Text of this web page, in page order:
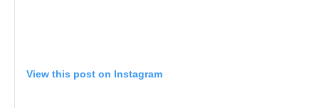
View this post on Instagram